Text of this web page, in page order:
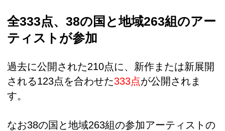
全333点、38の国と地域263組のアー
ティストが参加
過去に公開された210点に、新作または新展開
される123点を合わせた333点が公開されま
す。
なお38の国と地域263組の参加アーティストの